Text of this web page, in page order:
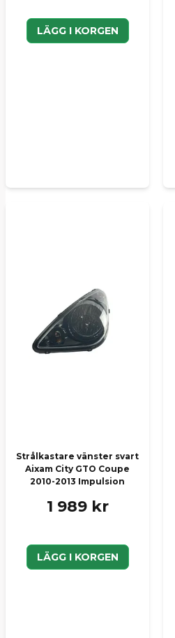
LÄGG I KORGEN
Strålkastare vänster svart
Aixam City GTO Coupe
2010-2013 Impulsion
1 989 kr
LÄGG I KORGEN